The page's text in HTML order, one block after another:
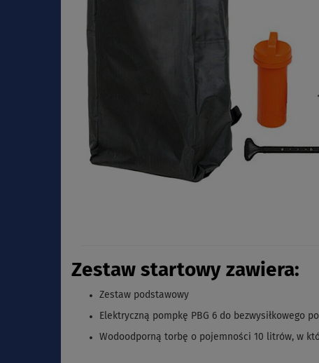
Zestaw startowy zawiera:
Zestaw podstawowy
Elektryczną pompkę PBG 6 do bezwysiłkowego
Wodoodporną torbę o pojemności 10 litrów, w